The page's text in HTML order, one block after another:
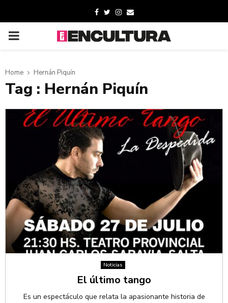
Home Hernán Piquín
Tag : Hernán Piquín
Noticias
El último tango
Es un espectáculo que relata la apasionante historia de